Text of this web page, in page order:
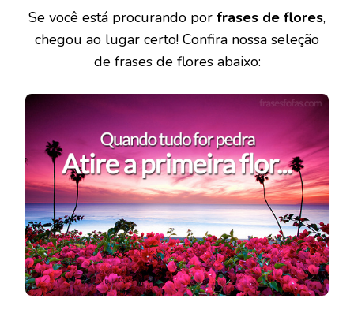
Se você está procurando por frases de flores,
chegou ao lugar certo! Confira nossa seleção
de frases de flores abaixo: